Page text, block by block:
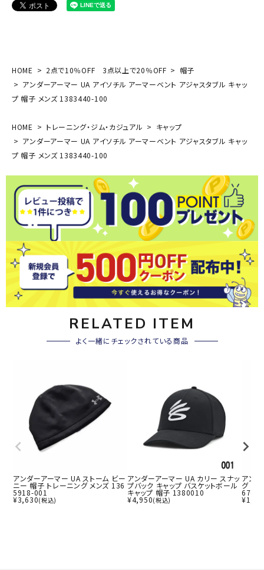
HOME 2点で10％OFF 3点以上で20％OFF
帽子
アンダーアーマー UA アイソチル アーマーベント アジャスタブル キャッ
プ 帽子 メンズ 1383440-100
HOME トレーニング・ジム・カジュアル
キャップ
アンダーアーマー UA アイソチル アーマーベント アジャスタブル キャッ
プ 帽子 メンズ 1383440-100
RELATED ITEM
よく一緒にチェックされている商品
アンダーアーマー UA ストーム ビー
ニー 帽子 トレーニング メンズ 136
5918-001
¥3,630(税込)
アンダーアーマー UA カリー スナッ
プバック キャップ バスケットボール
キャップ 帽子 1380010
¥4,950(税込)
アン
グ キ
¥